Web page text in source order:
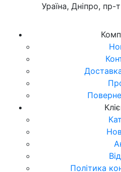
Політика
Ураїна, Дніпро,